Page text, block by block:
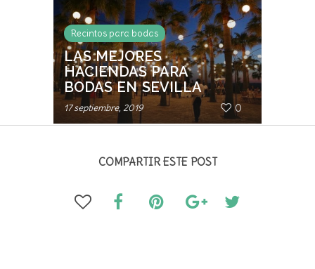
Recintos para bodas
LAS MEJORES
HACIENDAS PARA
BODAS EN SEVILLA
17 septiembre, 2019 0
COMPARTIR ESTE POST